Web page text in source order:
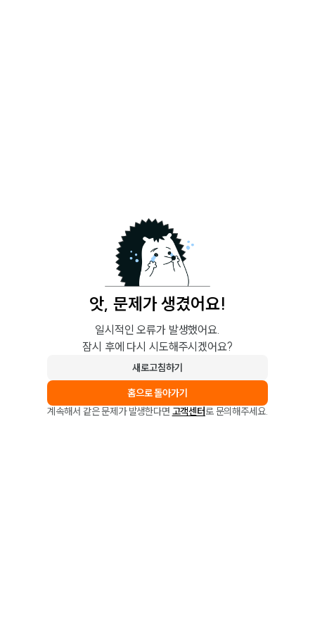
앗, 문제가 생겼어요!
일시적인 오류가 발생했어요.
잠시 후에 다시 시도해주시겠어요?
새로고침하기
홈으로 돌아가기
계속해서 같은 문제가 발생한다면 고객센터로 문의해주세요.